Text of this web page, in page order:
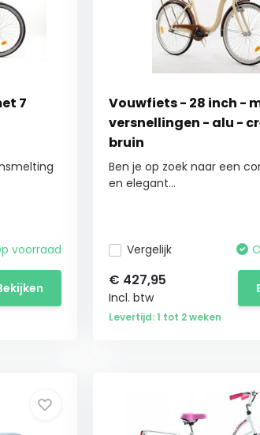
7
voorraad
Vouwfiets - 28 inch -
versnellingen - alu -
bruin
Ben je op zoek naar een
en elegant...
Vergelijk
€ 427,95
Incl. btw
Levertijd: 1 tot 2 weken